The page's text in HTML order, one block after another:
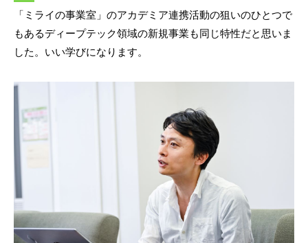
「ミライの事業室」のアカデミア連携活動の狙いのひとつで
もあるディープテック領域の新規事業も同じ特性だと思いま
した。いい学びになります。